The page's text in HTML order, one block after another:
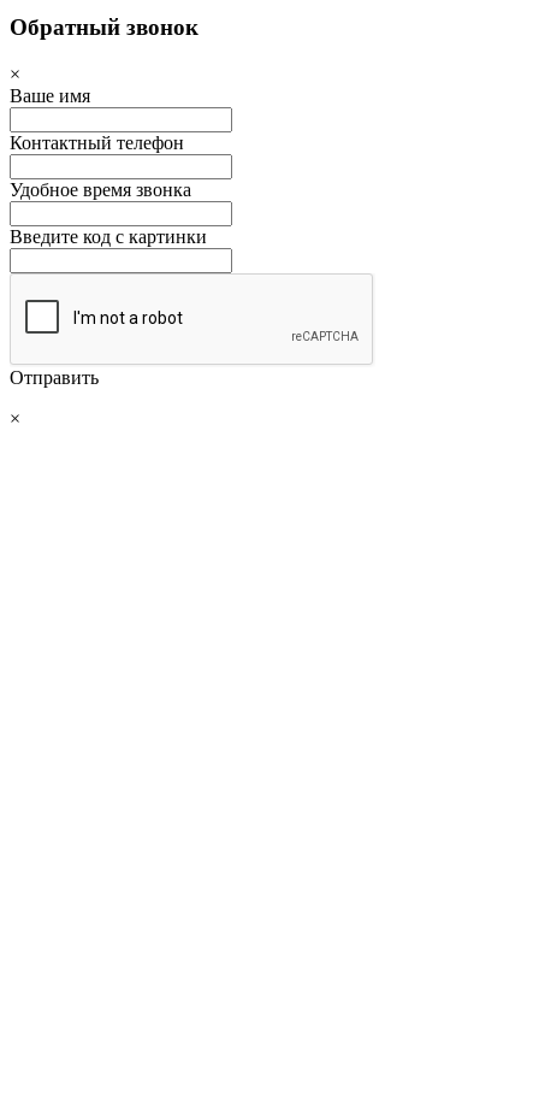
Обратный звонок
×
Ваше имя
Контактный телефон
Удобное время звонка
Введите код с картинки
Отправить
×